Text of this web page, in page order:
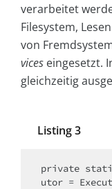
verarbeitet
Filesystem,
von
vices eingesetzt.
gleichzeitig
Listing 3
private
utor =